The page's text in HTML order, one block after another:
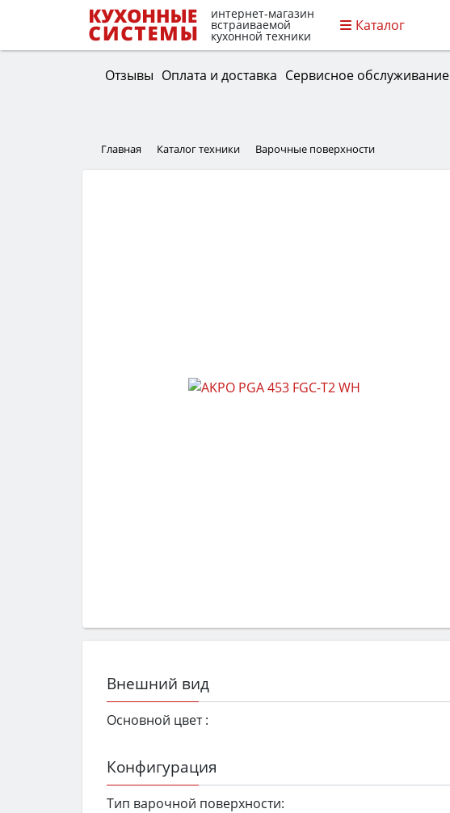
интернет-магазин
встраиваемой
кухонной техники
Каталог
Отзывы Оплата и доставка Сервисное обслуживание
Главная Каталог техники Варочные поверхности
Внешний вид
Основной цвет :
Конфигурация
Тип варочной поверхности: